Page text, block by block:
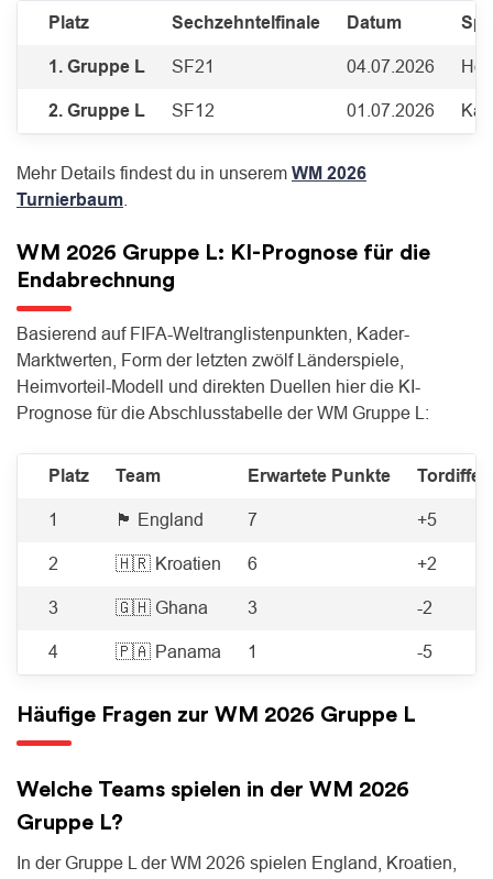
Platz Sechzehntelfinale Datum
1. Gruppe L SF21 04.07.2026
2. Gruppe L SF12 01.07.2026
Mehr Details findest du in unserem WM 2026
Turnierbaum
WM 2026 Gruppe L: KI-Prognose für die
Endabrechnung
Basierend auf FIFA-Weltranglistenpunkten, Kader-
Marktwerten, Form der letzten zwölf Länderspiele,
Heimvorteil-Modell und direkten Duellen hier die KI-
Prognose für die Abschlusstabelle der WM Gruppe L:
Platz Team Erwartete Punkte
1 🏴󠁧󠁢󠁥󠁮󠁧󠁿 England 7 +5
2 🇭🇷 Kroatien 6 +2
3 🇬🇭 Ghana 3 -2
4 🇵🇦 Panama 1 -5
Häufige Fragen zur WM 2026 Gruppe L
Welche Teams spielen in der WM 2026
Gruppe L?
In der Gruppe L der WM 2026 spielen England, Kroatien,